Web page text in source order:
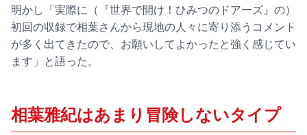
明かし「実際に（『世界で開け！ひみつのドアーズ』の）
初回の収録で相葉さんから現地の人々に寄り添うコメント
が多く出てきたので、お願いしてよかったと強く感じてい
ます」と語った。
相葉雅紀はあまり冒険しないタイプ